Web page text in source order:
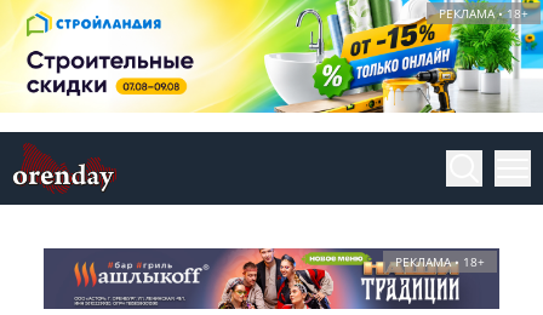
РЕКЛАМА • 18+
РЕКЛАМА • 18+